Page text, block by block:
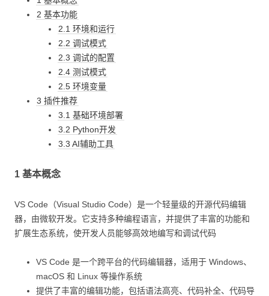
2 基本功能
2.1 环境和运行
2.2 调试模式
2.3 调试的配置
2.4 测试模式
2.5 环境变量
3 插件推荐
3.1 基础环境部署
3.2 Python开发
3.3 AI辅助工具
1 基本概念
VS Code（Visual Studio Code）是一个轻量级的开源代码编辑
器，由微软开发。它支持多种编程语言，并提供了丰富的功能和
扩展生态系统，使开发人员能够高效地编写和调试代码
VS Code 是一个跨平台的代码编辑器，适用于 Windows、
macOS 和 Linux 等操作系统
提供了丰富的编辑功能，包括语法高亮、代码补全、代码导